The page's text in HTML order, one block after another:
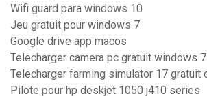
Wifi guard para windows 10
Jeu gratuit pour windows 7
Google drive app macos
Telecharger camera pc gratuit windows
Telecharger farming simulator 17 gratuit
Pilote pour hp deskjet 1050 j410 series